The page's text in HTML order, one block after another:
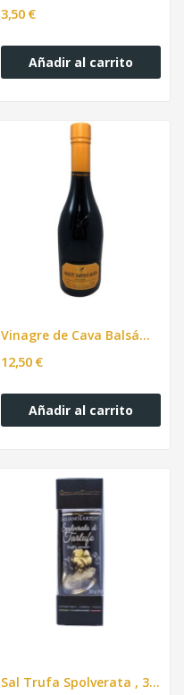
3,50 €
Añadir al carrito
Vinagre de Cava Balsámico Torello Mata. 375ml.
12,50 €
Añadir al carrito
Sal Trufa Spolverata , 30 gr.